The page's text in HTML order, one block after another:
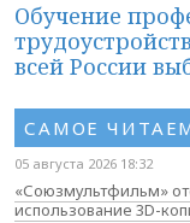
Обучение
всей России
САМОЕ
05 августа 2026 18:32
«Союзмультфильм»
использование 3D-